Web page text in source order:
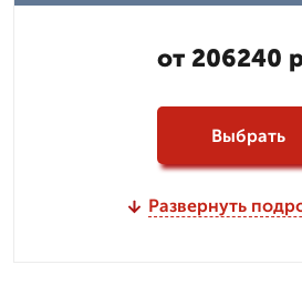
от 206240
Выбрать
Развернуть